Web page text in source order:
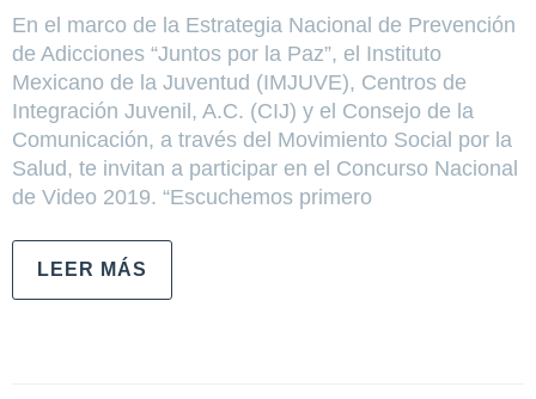
En el marco de la Estrategia Nacional de Prevención
de Adicciones “Juntos por la Paz”, el Instituto
Mexicano de la Juventud (IMJUVE), Centros de
Integración Juvenil, A.C. (CIJ) y el Consejo de la
Comunicación, a través del Movimiento Social por la
Salud, te invitan a participar en el Concurso Nacional
de Video 2019. “Escuchemos primero
LEER MÁS